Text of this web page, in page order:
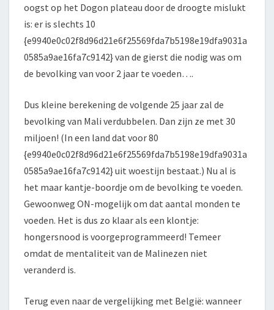
oogst op het Dogon plateau door de droogte mislukt
is: er is slechts 10
{e9940e0c02f8d96d21e6f25569fda7b5198e19dfa9031a
0585a9ae16fa7c9142} van de gierst die nodig was om
de bevolking van voor 2 jaar te voeden….
Dus kleine berekening de volgende 25 jaar zal de
bevolking van Mali verdubbelen. Dan zijn ze met 30
miljoen! (In een land dat voor 80
{e9940e0c02f8d96d21e6f25569fda7b5198e19dfa9031a
0585a9ae16fa7c9142} uit woestijn bestaat.) Nu al is
het maar kantje-boordje om de bevolking te voeden.
Gewoonweg ON-mogelijk om dat aantal monden te
voeden. Het is dus zo klaar als een klontje:
hongersnood is voorgeprogrammeerd! Temeer
omdat de mentaliteit van de Malinezen niet
veranderd is.
Terug even naar de vergelijking met België: wanneer